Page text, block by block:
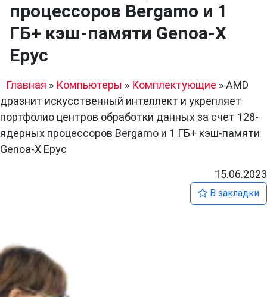
процессоров Bergamo и 1
ГБ+ кэш-памяти Genoa-X
Epyc
Главная » Компьютеры » Комплектующие »AMD
дразнит искусственный интеллект и укрепляет
портфолио центров обработки данных за счет 128-
ядерных процессоров Bergamo и 1 ГБ+ кэш-памяти
Genoa-X Epyc
15.06.2023
В закладки